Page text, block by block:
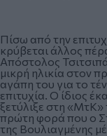
Πίσω από την
κρύβεται άλλος
Απόστολος
μικρή ηλικία στον
αγάπη του για το
επιτυχία. Ο ίδιος
ξετύλιξε στη
πρώτη φορά που ο
της Βουλιαγμένης